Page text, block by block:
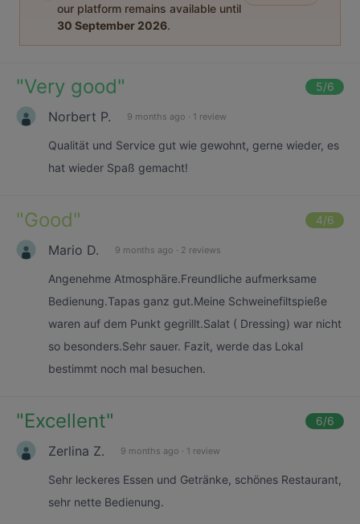
our platform remains available until
30 September 2026.
"Very good" 5/6
Norbert P. 9 months ago · 1 review
Qualität und Service gut wie gewohnt, gerne wieder, es
hat wieder Spaß gemacht!
"Good" 4/6
Mario D. 9 months ago · 2 reviews
Angenehme Atmosphäre.Freundliche aufmerksame
Bedienung.Tapas ganz gut.Meine Schweinefiltspieße
waren auf dem Punkt gegrillt.Salat ( Dressing) war nicht
so besonders.Sehr sauer. Fazit, werde das Lokal
bestimmt noch mal besuchen.
"Excellent" 6/6
Zerlina Z. 9 months ago · 1 review
Sehr leckeres Essen und Getränke, schönes Restaurant,
sehr nette Bedienung.